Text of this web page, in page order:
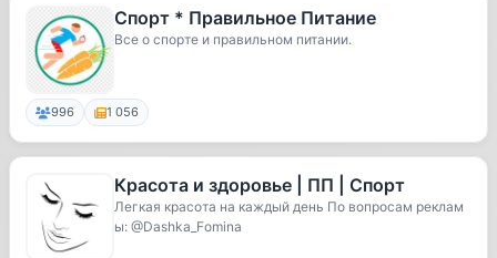
Спорт * Правильное Питание
Все о спорте и правильном питании.
996 1 056
Красота и здоровье | ПП | Спорт
Легкая красота на каждый день По вопросам реклам
ы: @Dashka_Fomina